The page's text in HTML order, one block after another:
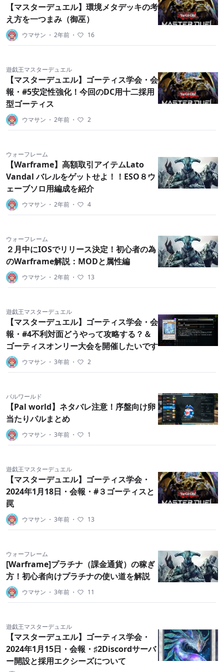
【マスターデュエル】環境メタデッキの考
え方を一つまみ（御巫）
ウマサン ・ 2年前 ・ 16
遊戯王マスターデュエル
【マスターデュエル】ゴーティス学会・会
報・#5安定性強化！今回のDC用十二採用
型ゴーティス
ウマサン ・ 2年前 ・ 2
ウォーフレーム
【Warframe】高額取引アイテムLato
Vandal バレルをゲットせよ！！ESO８ウ
ェーブソロ用編成を紹介
ウマサン ・ 2年前 ・ 4
ウォーフレーム
２月中にIOSでリリース決定！初心者の為
のWarframe解説：MODと属性編
ウマサン ・ 2年前 ・ 13
遊戯王マスターデュエル
【マスターデュエル】ゴーティス学会・会
報・#4不利対面どうやって攻略する？＆
ゴーティスオンリー大会を開催したいです
ウマサン ・ 3年前 ・ 2
パルワールド
【Pal world】ネタバレ注意！序盤向け卵
当たりパルまとめ
ウマサン ・ 3年前 ・ 1
遊戯王マスターデュエル
【マスターデュエル】ゴーティス学会・
2024年1月18日・会報・#３ゴーティスと
罠
ウマサン ・ 3年前 ・ 13
ウォーフレーム
[Warframe]プラチナ（課金通貨）の稼ぎ
方！初心者向けプラチナの使い道を解説
ウマサン ・ 3年前 ・ 11
遊戯王マスターデュエル
【マスターデュエル】ゴーティス学会・
2024年1月15日・会報・♯2Discordサーバ
ー開設と採用エクシーズについて